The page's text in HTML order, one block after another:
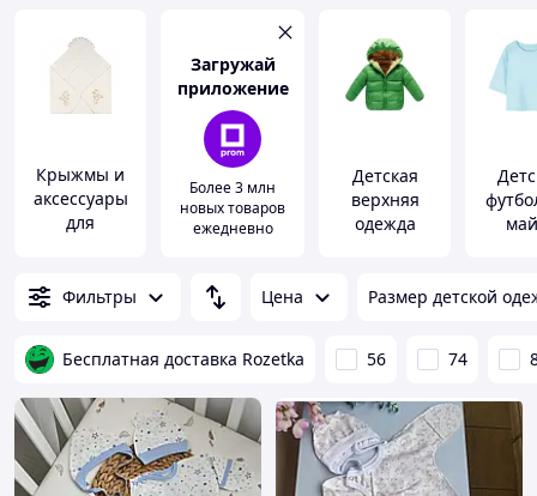
Крыжмы и
аксессуары
для
Загружай
приложение
Более 3 млн
новых товаров
ежедневно
Детская
верхняя
одежда
Фильтры Цена Размер детской
Бесплатная доставка Rozetka 56 74